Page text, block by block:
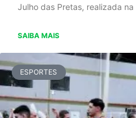
Julho das Pretas, realizada na
SAIBA MAIS
ESPORTES